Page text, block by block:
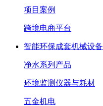
项目案例
跨境电商平台
智能环保成套机械设备
净水系列产品
环境监测仪器与耗材
五金机电